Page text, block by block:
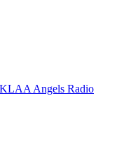
KLAA Angels Radio